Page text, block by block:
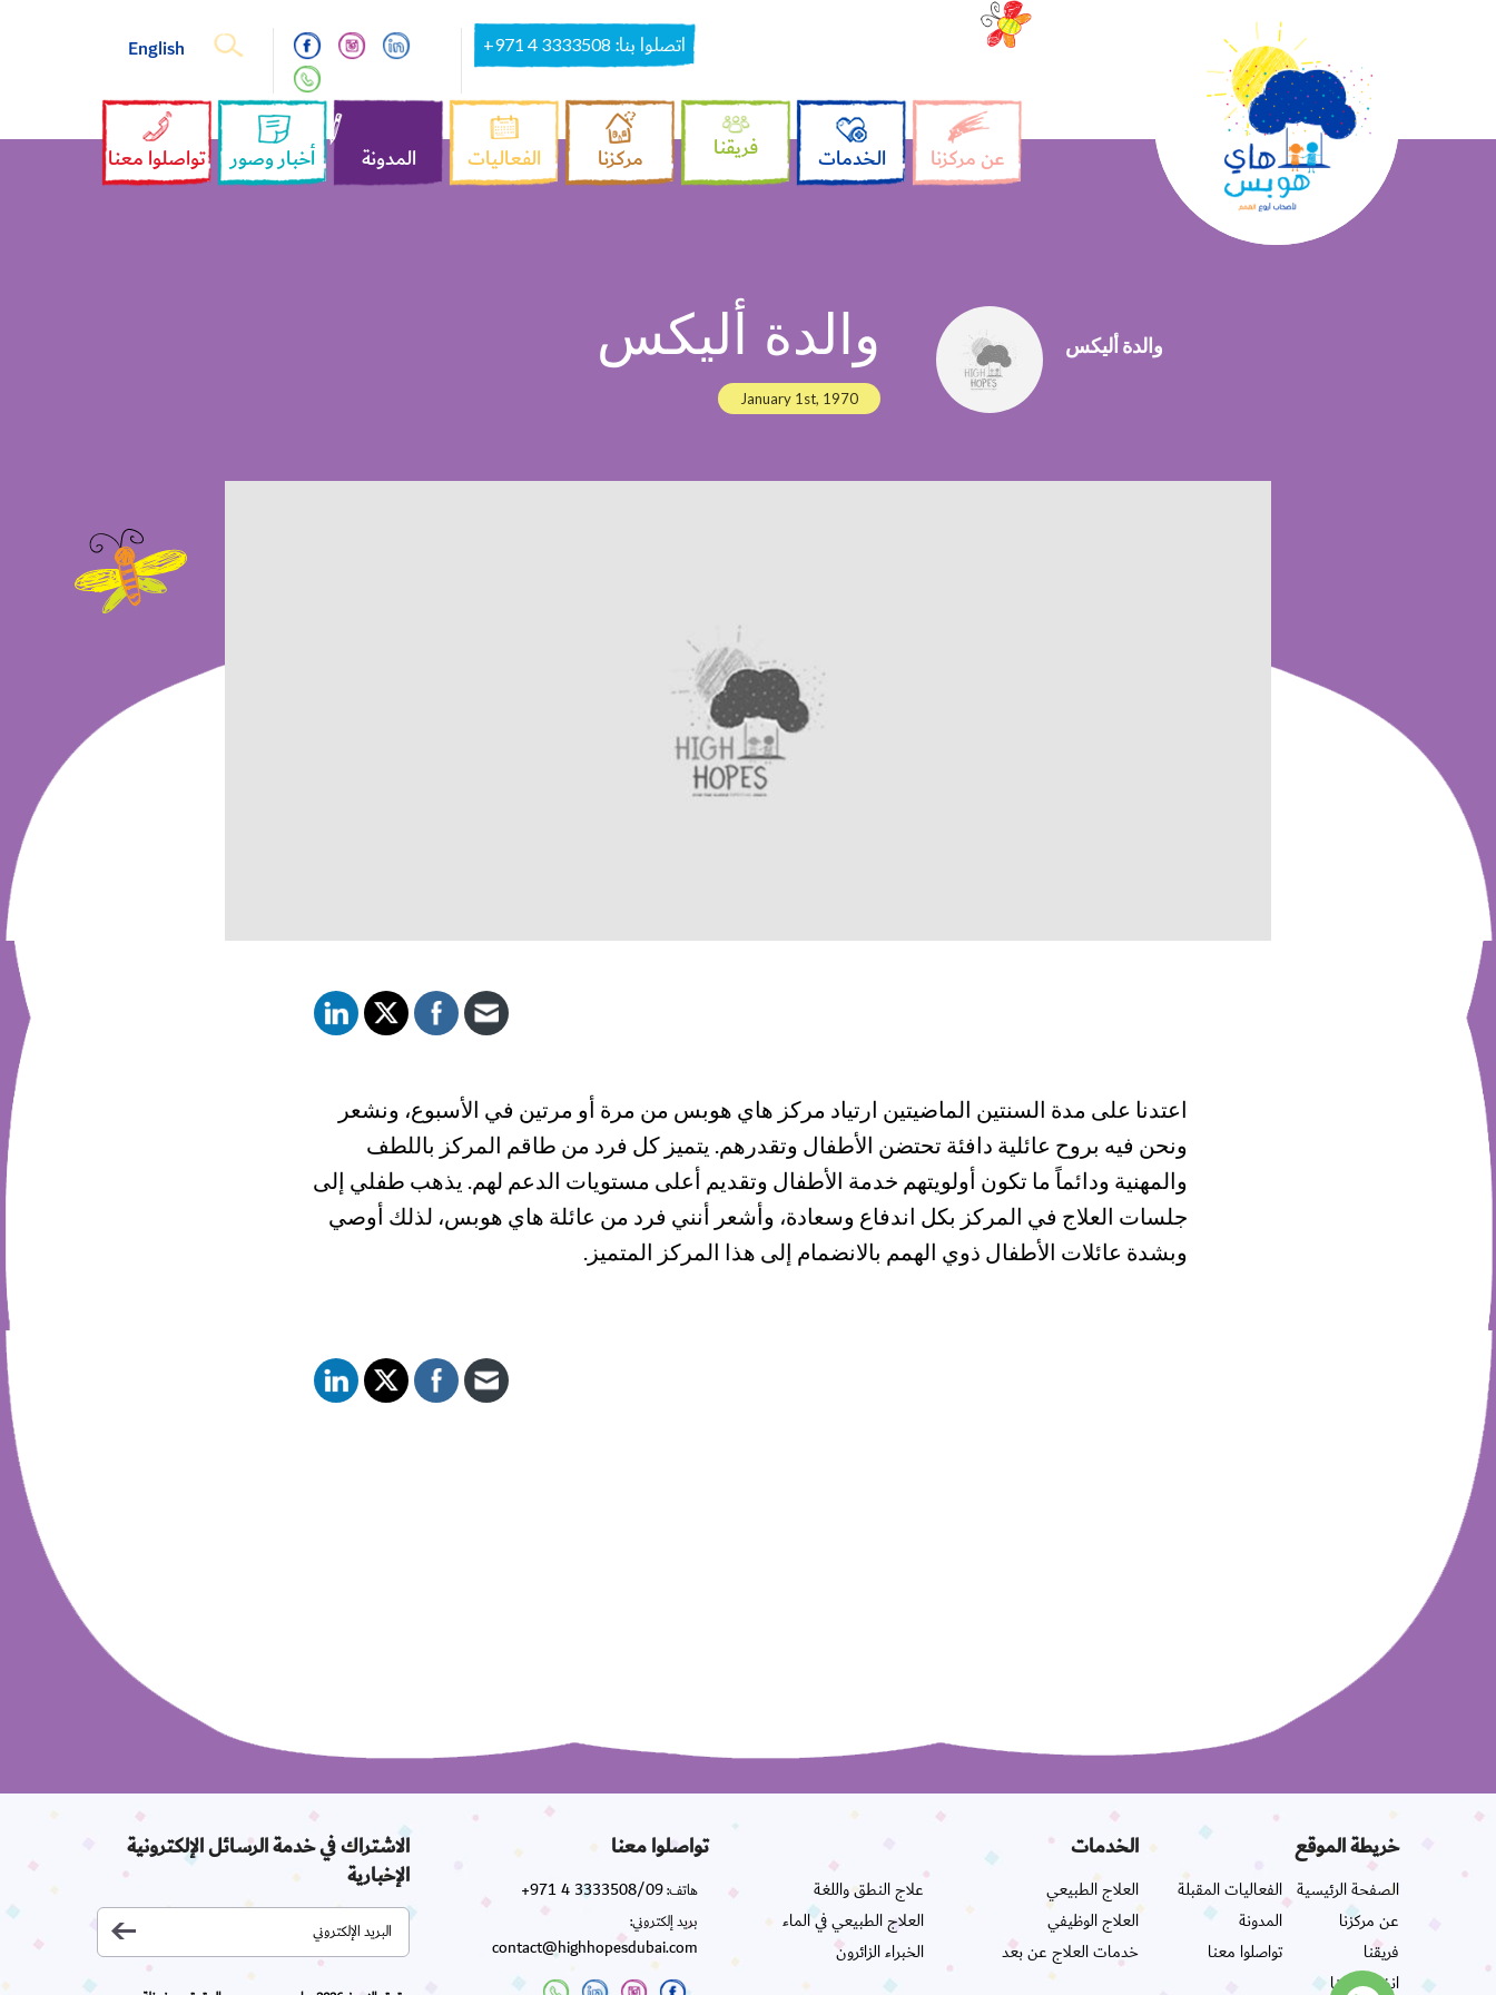
اتصلوا بنا: +971 4 3333508
English
عن مركزنا الخدمات فريقنا مركزنا الفعاليات المدونة أخبار وصور تواصلوا معنا
والدة أليكس
January 1st, 1970
والدة أليكس
اعتدنا على مدة السنتين الماضيتين ارتياد مركز هاي هوبس من مرة أو مرتين في الأسبوع، ونشعر
ونحن فيه بروح عائلية دافئة تحتضن الأطفال وتقدرهم. يتميز كل فرد من طاقم المركز باللطف
والمهنية ودائماً ما تكون أولويتهم خدمة الأطفال وتقديم أعلى مستويات الدعم لهم. يذهب طفلي إلى
جلسات العلاج في المركز بكل اندفاع وسعادة، وأشعر أنني فرد من عائلة هاي هوبس، لذلك أوصي
وبشدة عائلات الأطفال ذوي الهمم بالانضمام إلى هذا المركز المتميز.
خريطة الموقع
الصفحة الرئيسية الفعاليات المقبلة
عن مركزنا
المدونة
فريقنا
تواصلوا معنا
انضموا إلينا
الخدمات
العلاج الطبيعي
علاج النطق واللغة
العلاج الوظيفي
العلاج الطبيعي في الماء
خدمات العلاج عن بعد
الخبراء الزائرون
تواصلوا معنا
هاتف:+971 4 3333508/09
بريد إلكتروني:
contact@highhopesdubai.com
الاشتراك في خدمة الرسائل الإلكترونية
الإخبارية